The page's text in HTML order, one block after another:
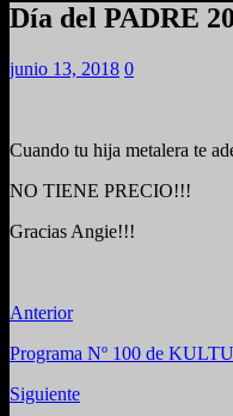
Día del PADRE
junio 13, 2018 0
Cuando tu hija metalera te
NO TIENE PRECIO!!!
Gracias Angie!!!
Anterior
Programa Nº 100 de
Siguiente